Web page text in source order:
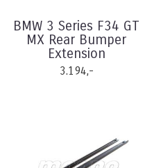
BMW 3 Series F34 GT
MX Rear Bumper
Extension
3.194,-